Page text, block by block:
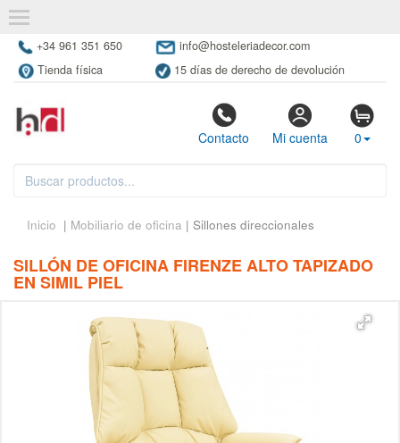
+34 961 351 650
info@hosteleriadecor.com
Tienda física
15 días de derecho de devolución
Contacto Mi cuenta 0
Inicio | Mobiliario de oficina | Sillones direccionales
SILLÓN DE OFICINA FIRENZE ALTO TAPIZADO
EN SIMIL PIEL